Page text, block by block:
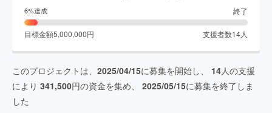
6%達成 終了
目標金額5,000,000円 支援者数14人
このプロジェクトは、 2025/04/15に募集を開始し、 14人の支援
により 341,500円の資金を集め、 2025/05/15に募集を終了しま
した